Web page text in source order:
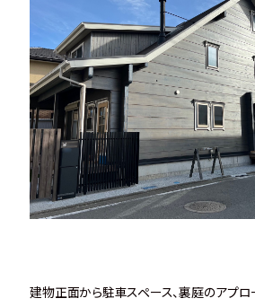
建物正面から駐車スペース、裏庭のアプロ